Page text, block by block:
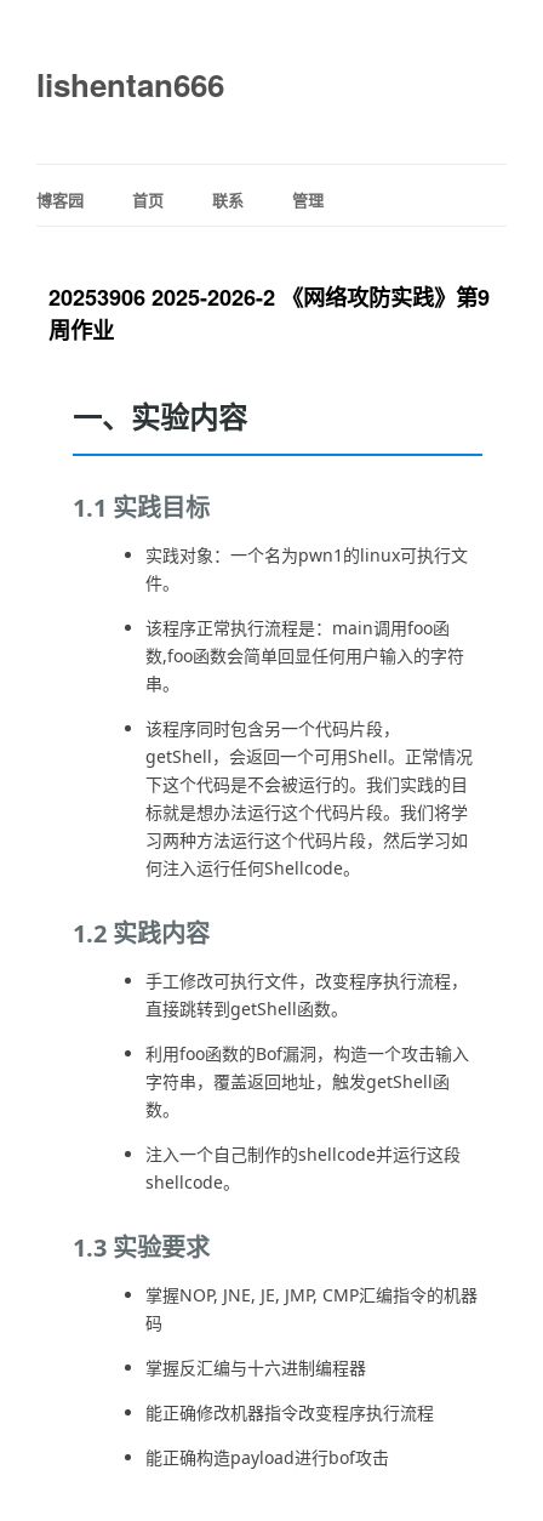
lishentan666
博客园 首页 联系 管理
20253906 2025-2026-2 《网络攻防实践》第9
周作业
一、实验内容
1.1 实践目标
实践对象：一个名为pwn1的linux可执行文
件。
该程序正常执行流程是：main调用foo函
数,foo函数会简单回显任何用户输入的字符
串。
该程序同时包含另一个代码片段，
getShell，会返回一个可用Shell。正常情况
下这个代码是不会被运行的。我们实践的目
标就是想办法运行这个代码片段。我们将学
习两种方法运行这个代码片段，然后学习如
何注入运行任何Shellcode。
1.2 实践内容
手工修改可执行文件，改变程序执行流程，
直接跳转到getShell函数。
利用foo函数的Bof漏洞，构造一个攻击输入
字符串，覆盖返回地址，触发getShell函
数。
注入一个自己制作的shellcode并运行这段
shellcode。
1.3 实验要求
掌握NOP, JNE, JE, JMP, CMP汇编指令的机器
码
掌握反汇编与十六进制编程器
能正确修改机器指令改变程序执行流程
能正确构造payload进行bof攻击